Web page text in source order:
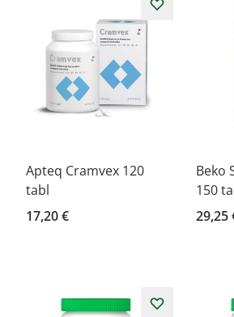
Apteq Cramvex 120
tabl
17,20 €
Beko
150
29,25